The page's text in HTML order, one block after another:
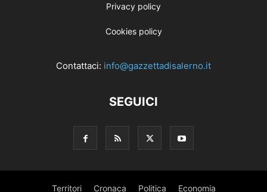
Privacy policy
Cookies policy
Contattaci: info@gazzettadisalerno.it
SEGUICI
Territori Cronaca Politica Economia